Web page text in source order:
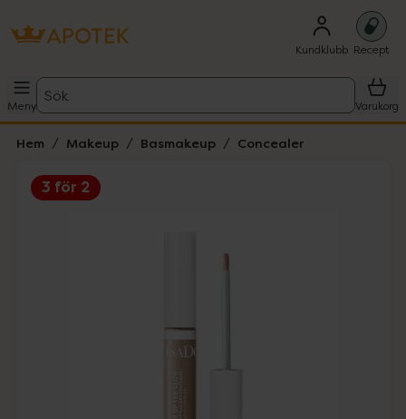
Kundklubb Recept
Meny
Sök
Varukorg
Hem Makeup Basmakeup Concealer
3 för 2